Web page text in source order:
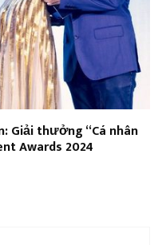
Giải thưởng “Cá nhân
Awards 2024